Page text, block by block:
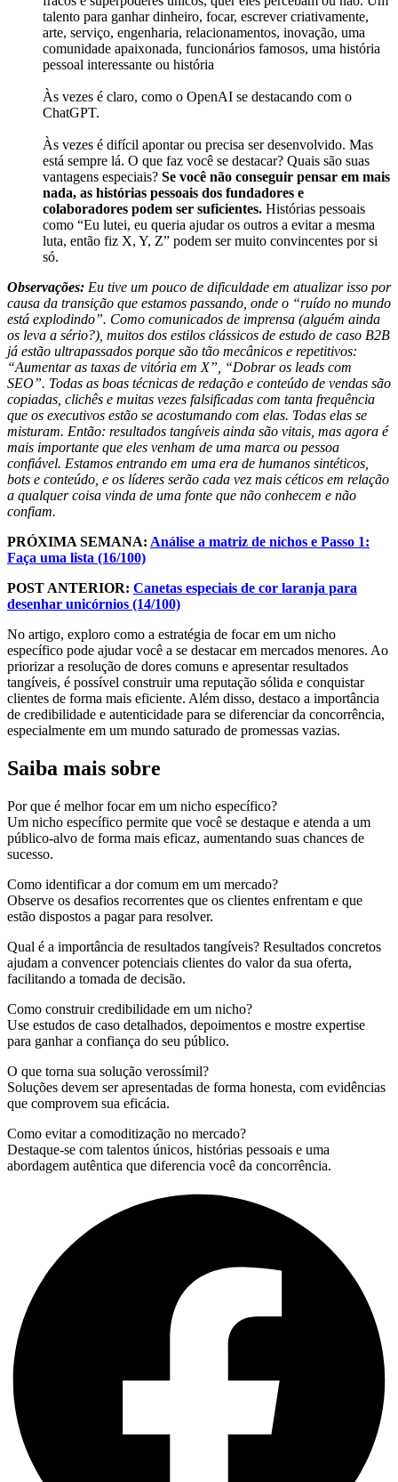
talento para ganhar dinheiro, focar, escrever criativamente,
arte, serviço, engenharia, relacionamentos, inovação, uma
comunidade apaixonada, funcionários famosos, uma história
pessoal interessante ou história
Às vezes é claro, como o OpenAI se destacando com o
ChatGPT.
Às vezes é difícil apontar ou precisa ser desenvolvido. Mas
está sempre lá. O que faz você se destacar? Quais são suas
vantagens especiais? Se você não conseguir pensar em mais
nada, as histórias pessoais dos fundadores e
colaboradores podem ser suficientes. Histórias pessoais
como “Eu lutei, eu queria ajudar os outros a evitar a mesma
luta, então fiz X, Y, Z” podem ser muito convincentes por si
só.
Observações: Eu tive um pouco de dificuldade em atualizar isso por
causa da transição que estamos passando, onde o “ruído no mundo
está explodindo”. Como comunicados de imprensa (alguém ainda
os leva a sério?), muitos dos estilos clássicos de estudo de caso B2B
já estão ultrapassados porque são tão mecânicos e repetitivos:
“Aumentar as taxas de vitória em X”, “Dobrar os leads com
SEO”. Todas as boas técnicas de redação e conteúdo de vendas são
copiadas, clichês e muitas vezes falsificadas com tanta frequência
que os executivos estão se acostumando com elas. Todas elas se
misturam. Então: resultados tangíveis ainda são vitais, mas agora é
mais importante que eles venham de uma marca ou pessoa
confiável. Estamos entrando em uma era de humanos sintéticos,
bots e conteúdo, e os líderes serão cada vez mais céticos em relação
a qualquer coisa vinda de uma fonte que não conhecem e não
confiam.
PRÓXIMA SEMANA: Análise a matriz de nichos e Passo 1:
Faça uma lista (16/100)
POST ANTERIOR: Canetas especiais de cor laranja para
desenhar unicórnios (14/100)
No artigo, exploro como a estratégia de focar em um nicho
específico pode ajudar você a se destacar em mercados menores. Ao
priorizar a resolução de dores comuns e apresentar resultados
tangíveis, é possível construir uma reputação sólida e conquistar
clientes de forma mais eficiente. Além disso, destaco a importância
de credibilidade e autenticidade para se diferenciar da concorrência,
especialmente em um mundo saturado de promessas vazias.
Saiba mais sobre
Por que é melhor focar em um nicho específico?
Um nicho específico permite que você se destaque e atenda a um
público-alvo de forma mais eficaz, aumentando suas chances de
sucesso.
Como identificar a dor comum em um mercado?
Observe os desafios recorrentes que os clientes enfrentam e que
estão dispostos a pagar para resolver.
Qual é a importância de resultados tangíveis? Resultados concretos
ajudam a convencer potenciais clientes do valor da sua oferta,
facilitando a tomada de decisão.
Como construir credibilidade em um nicho?
Use estudos de caso detalhados, depoimentos e mostre expertise
para ganhar a confiança do seu público.
O que torna sua solução verossímil?
Soluções devem ser apresentadas de forma honesta, com evidências
que comprovem sua eficácia.
Como evitar a comoditização no mercado?
Destaque-se com talentos únicos, histórias pessoais e uma
abordagem autêntica que diferencia você da concorrência.